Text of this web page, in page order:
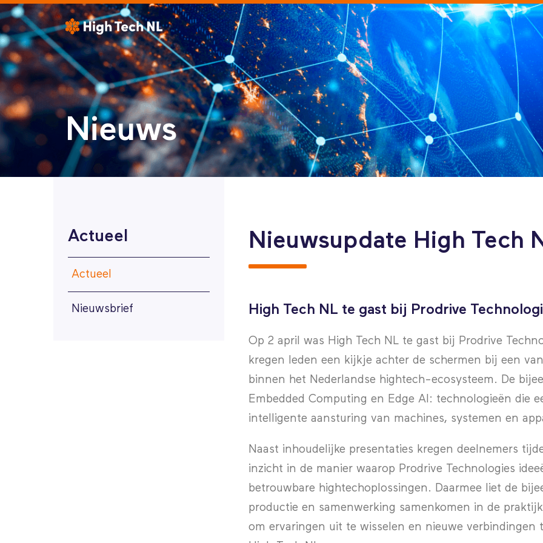
Nieuws
Actueel
Actueel
Nieuwsbrief
Nieuwsupdate High Tech
High Tech NL te gast bij Prodrive
Op 2 april was High Tech NL te gast bij Prodrive
kregen leden een kijkje achter de schermen bij een
binnen het Nederlandse hightech-ecosysteem. De
Embedded Computing en Edge AI: technologieën die
intelligente aansturing van machines, systemen en
Naast inhoudelijke presentaties kregen deelnemers
inzicht in de manier waarop Prodrive Technologies
betrouwbare hightechoplossingen. Daarmee liet de
productie en samenwerking samenkomen in de
om ervaringen uit te wisselen en nieuwe